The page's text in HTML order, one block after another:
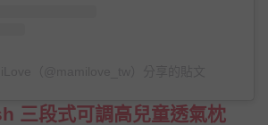
三段式可調高兒童透氣枕